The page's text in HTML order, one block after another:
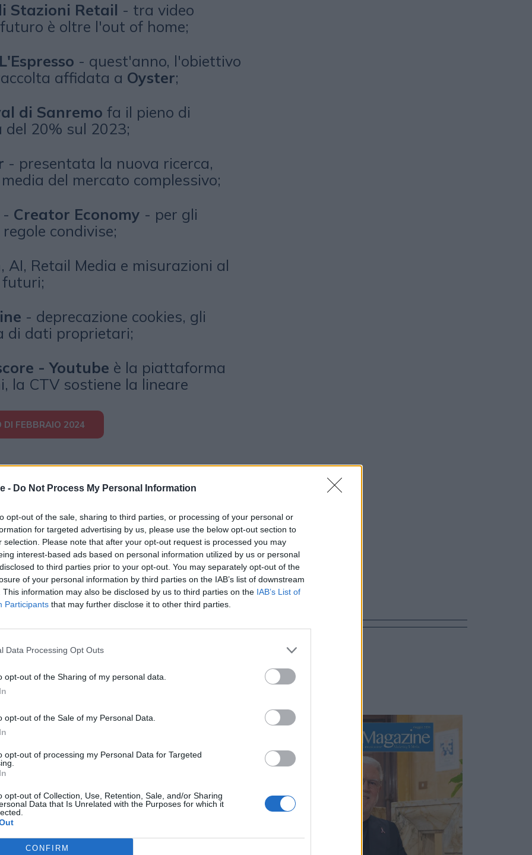
- Do Not Process My Personal Information
opt-out of the sale, sharing to third parties, or processing of your personal or
for targeted advertising by us, please use the below opt-out section to
selection. Please note that after your opt-out request is processed you may
interest-based ads based on personal information utilized by us or personal
to third parties prior to your opt-out. You may separately opt-out of the
of your personal information by third parties on the IAB’s list of downstream
This information may also be disclosed by us to third parties on the IAB’s List of
Participants that may further disclose it to other third parties.
Data Processing Opt Outs
opt-out of the Sharing of my personal data.
opt-out of the Sale of my Personal Data.
opt-out of processing my Personal Data for Targeted
opt-out of Collection, Use, Retention, Sale, and/or Sharing
Data that Is Unrelated with the Purposes for which it
CONFIRM
Stazioni Retail - tra video
è oltre l'out of home;
L'Espresso - quest'anno, l'obiettivo
affidata a Oyster;
di Sanremo fa il pieno di
20% sul 2023;
- presentata la nuova ricerca,
del mercato complessivo;
Creator Economy - per gli
condivise;
AI, Retail Media e misurazioni al
- deprecazione cookies, gli
di dati proprietari;
- Youtube è la piattaforma
la CTV sostiene la lineare
DI FEBBRAIO 2024
piacerti